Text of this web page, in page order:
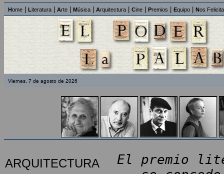
Home Literatura Arte Música Arquitectura Cine Premios Equipo Nos
Viernes, 7 de agosto de 2026
ARQUITECTURA
El premio